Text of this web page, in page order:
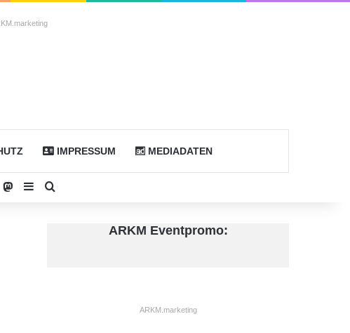
IMPRESSUM MEDIADATEN
Mastodon
Sidebar
ARKM Eventpromo:
ARKM.marketing